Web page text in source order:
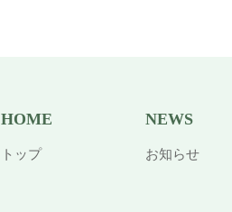
HOME
トップ
NEWS
お知らせ